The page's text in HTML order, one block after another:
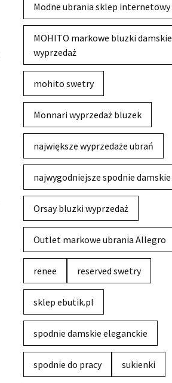
Modne ubrania sklep internetowy
MOHITO markowe bluzki damskie
wyprzedaż
mohito swetry
Monnari wyprzedaż bluzek
największe wyprzedaże ubrań
najwygodniejsze spodnie damskie
Orsay bluzki wyprzedaż
Outlet markowe ubrania Allegro
renee reserved swetry
sklep ebutik.pl
spodnie damskie eleganckie
spodnie do pracy sukienki